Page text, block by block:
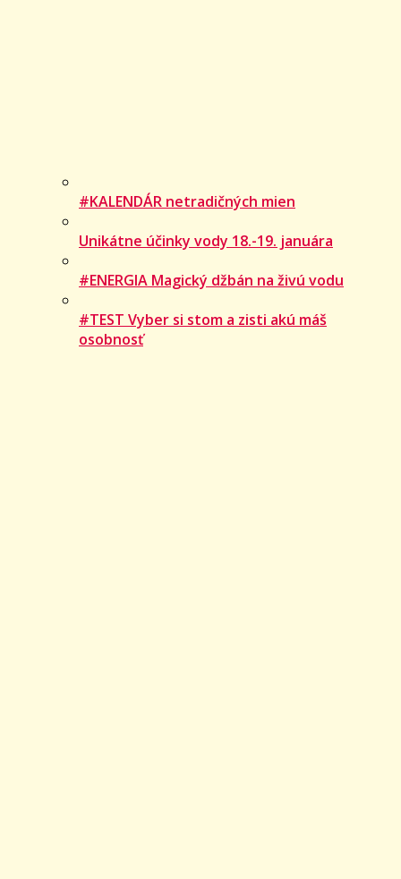
#KALENDÁR netradičných mien
Unikátne účinky vody 18.-19. januára
#ENERGIA Magický džbán na živú vodu
#TEST Vyber si stom a zisti akú máš
osobnosť